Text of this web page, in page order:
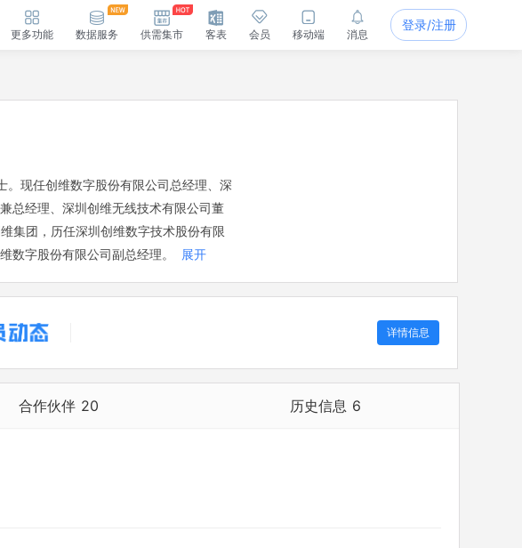
更多功能 数据服务 供需集市 客表 会员 移动端 消息
登录/注册
现任创维数字股份有限公司总经理、深
总经理、深圳创维无线技术有限公司董
集团，历任深圳创维数字技术股份有限
数字股份有限公司副总经理。
展开
详情信息
合作伙伴 20 历史信息 6